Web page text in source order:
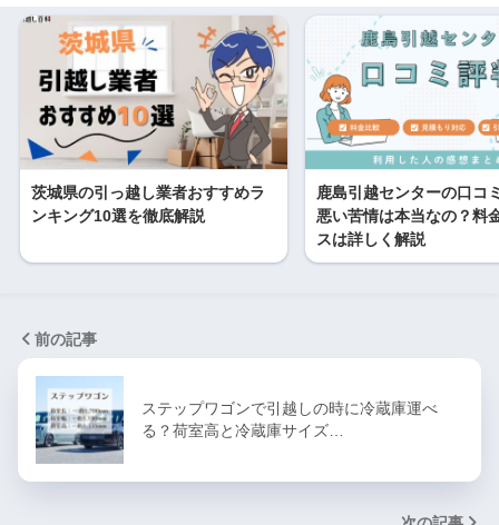
茨城県の引っ越し業者おすすめラ
ンキング10選を徹底解説
鹿島引越センターの口コ
悪い苦情は本当なの？料
スは詳しく解説
前の記事
ステップワゴンで引越しの時に冷蔵庫運べ
る？荷室高と冷蔵庫サイズ…